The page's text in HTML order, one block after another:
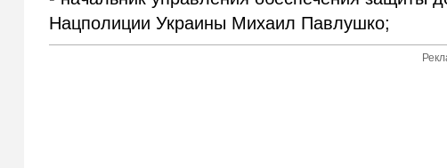
Нацполиции Украины Михаил Павлушко;